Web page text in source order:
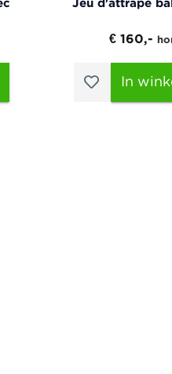
Jeu d'attrape
€ 160,-
In